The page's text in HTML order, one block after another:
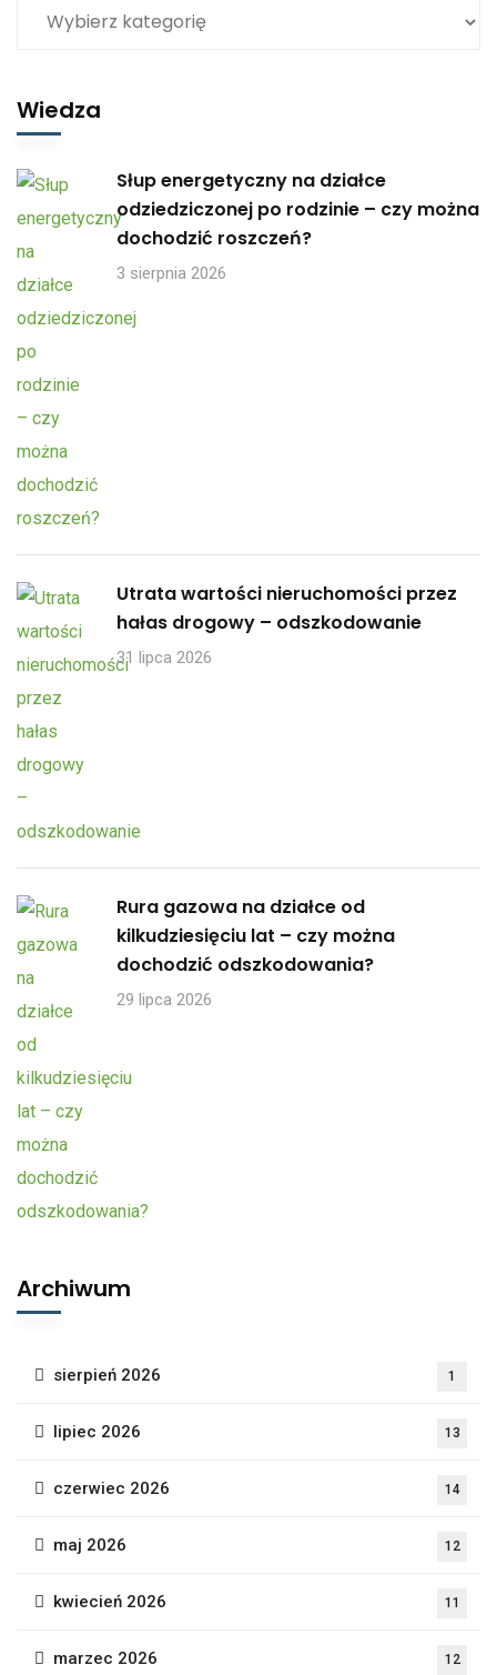
Wiedza
Słup energetyczny na działce
odziedziczonej po rodzinie – czy można
dochodzić roszczeń?
3 sierpnia 2026
Utrata wartości nieruchomości przez
hałas drogowy – odszkodowanie
31 lipca 2026
Rura gazowa na działce od
kilkudziesięciu lat – czy można
dochodzić odszkodowania?
29 lipca 2026
Archiwum
sierpień 2026 1
lipiec 2026 13
czerwiec 2026 14
maj 2026 12
kwiecień 2026 11
marzec 2026 12